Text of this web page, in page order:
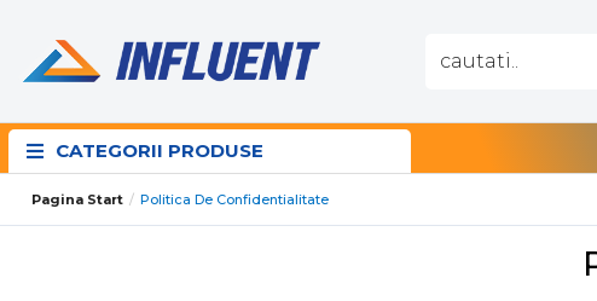
CATEGORII PRODUSE
Pagina Start Politica De Confidentialitate